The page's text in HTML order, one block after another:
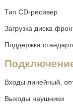
Тип CD-ресивер
Загрузка диска
Поддержка
Входы линейный,
Выходы наушники